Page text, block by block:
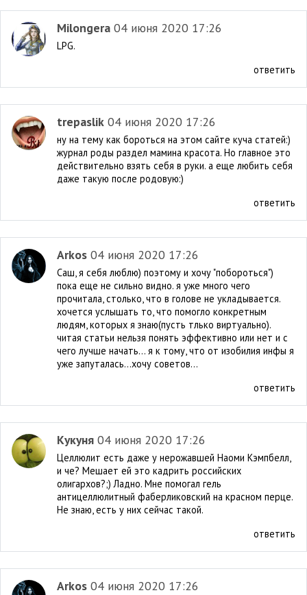
Milongera 04 июня 2020 17:26
LPG.
ответить
trepaslik 04 июня 2020 17:26
ну на тему как бороться на этом сайте куча статей:)
журнал роды раздел мамина красота. Но главное это
действительно взять себя в руки. а еще любить себя
даже такую после родовую:)
ответить
Arkos 04 июня 2020 17:26
Саш, я себя люблю) поэтому и хочу "побороться")
пока еще не сильно видно. я уже много чего
прочитала, столько, что в голове не укладывается.
хочется услышать то, что помогло конкретным
людям, которых я знаю(пусть тлько виртуально).
читая статьи нельзя понять эффективно или нет и с
чего лучше начать... я к тому, что от изобилия инфы я
уже запуталась...хочу советов...
ответить
Кукуня 04 июня 2020 17:26
Целлюлит есть даже у нерожавшей Наоми Кэмпбелл,
и че? Мешает ей это кадрить российских
олигархов?;) Ладно. Мне помогал гель
антицеллюлитный фаберликовский на красном перце.
Не знаю, есть у них сейчас такой.
ответить
Arkos 04 июня 2020 17:26